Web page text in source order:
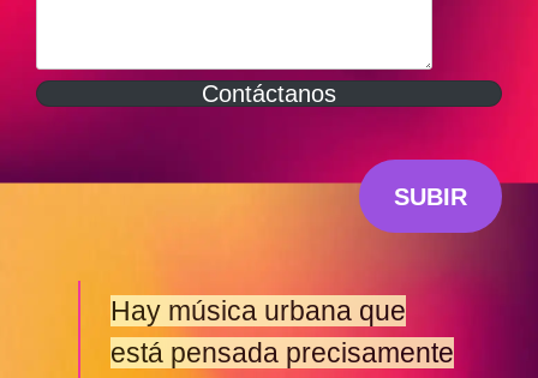
Contáctanos
SUBIR
Hay música urbana que
está pensada precisamente